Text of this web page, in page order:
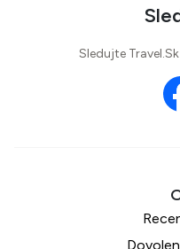
Sledujte